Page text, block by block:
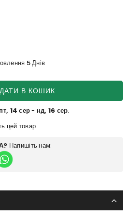
5 Днів
В КОШИК
пт, 14 сер- нд, 16 сер.
цей товар
Напишіть нам: